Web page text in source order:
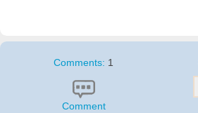
Comments: 1
Comment